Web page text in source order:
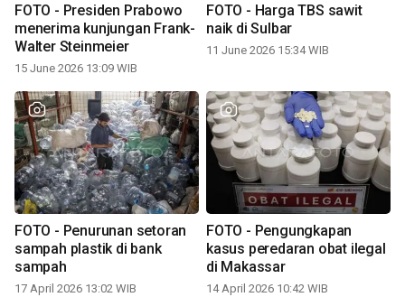
FOTO - Presiden Prabowo
menerima kunjungan Frank-
Walter Steinmeier
15 June 2026 13:09 WIB
FOTO - Harga TBS sawit
naik di Sulbar
11 June 2026 15:34 WIB
FOTO - Penurunan setoran
sampah plastik di bank
sampah
17 April 2026 13:02 WIB
FOTO - Pengungkapan
kasus peredaran obat ilegal
di Makassar
14 April 2026 10:42 WIB